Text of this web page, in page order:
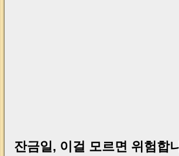
잔금일, 이걸 모르면 위험합